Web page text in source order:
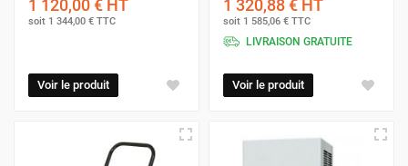
1 120,00 € HT
soit 1 344,00 € TTC
Voir le produit
1 320,88 € HT
soit 1 585,06 € TTC
LIVRAISON GRATUITE
Voir le produit